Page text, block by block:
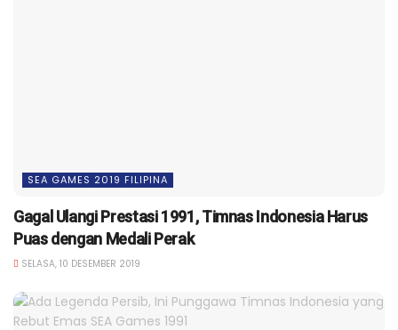
SEA GAMES 2019 FILIPINA
Gagal Ulangi Prestasi 1991, Timnas Indonesia Harus
Puas dengan Medali Perak
SELASA, 10 DESEMBER 2019